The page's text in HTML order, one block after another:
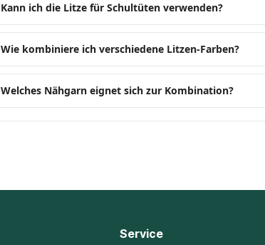
Kann ich die Litze für Schultüten verwenden?
Wie kombiniere ich verschiedene Litzen-Farben?
Welches Nähgarn eignet sich zur Kombination?
Service